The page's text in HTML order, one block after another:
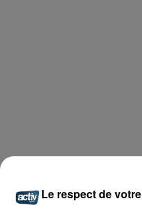
Le respect de